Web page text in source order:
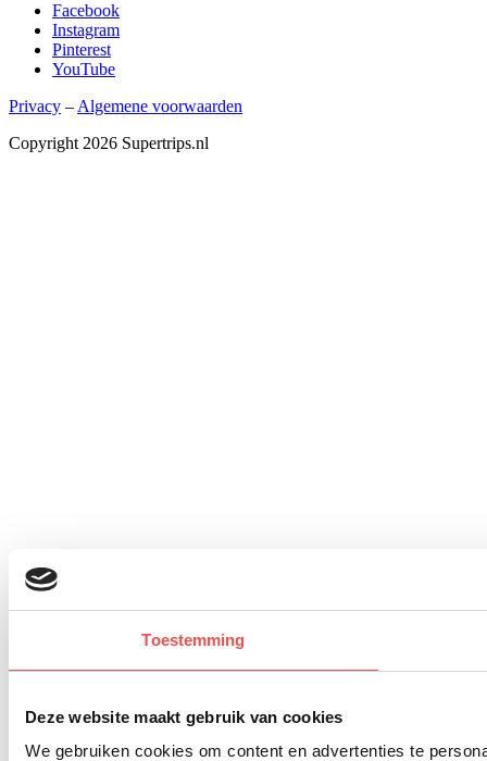
Toestemming
Deze website maakt gebruik van cookies
We gebruiken cookies om content en advertenties te
Facebook
Instagram
Pinterest
YouTube
Privacy – Algemene voorwaarden
Copyright 2026 Supertrips.nl